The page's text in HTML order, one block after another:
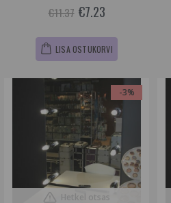
€11.37 €7.23
LISA OSTUKORVI
-3%
Hetkel otsas